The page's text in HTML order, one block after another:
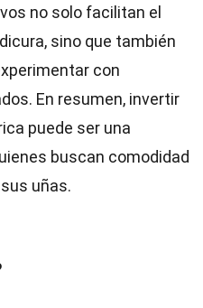
no solo facilitan el
sino que también
con
En resumen, invertir
puede ser una
buscan comodidad
uñas.